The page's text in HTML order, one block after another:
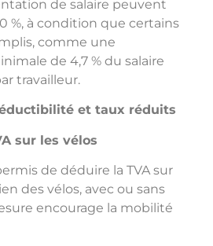
de salaire peuvent
%, à condition que certains
comme une
de 4,7 % du salaire
travailleur.
et taux réduits
sur les vélos
de déduire la TVA sur
des vélos, avec ou sans
encourage la mobilité